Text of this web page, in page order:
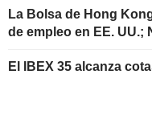
La Bolsa de Hong
de empleo en EE. UU.;
El IBEX 35 alcanza